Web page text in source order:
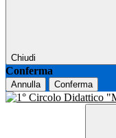
Chiudi
Conferma
Annulla Conferma